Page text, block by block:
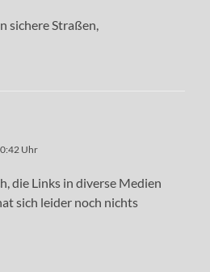
sichere Straßen,
Uhr
die Links in diverse Medien
sich leider noch nichts